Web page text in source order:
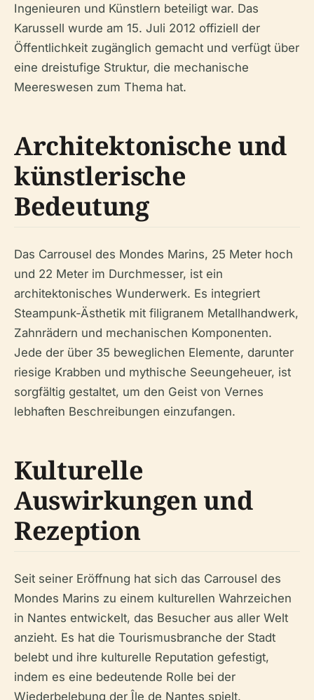
Ingenieuren und Künstlern beteiligt war. Das
Karussell wurde am 15. Juli 2012 offiziell der
Öffentlichkeit zugänglich gemacht und verfügt über
eine dreistufige Struktur, die mechanische
Meereswesen zum Thema hat.
Architektonische und
künstlerische
Bedeutung
Das Carrousel des Mondes Marins, 25 Meter hoch
und 22 Meter im Durchmesser, ist ein
architektonisches Wunderwerk. Es integriert
Steampunk-Ästhetik mit filigranem Metallhandwerk,
Zahnrädern und mechanischen Komponenten.
Jede der über 35 beweglichen Elemente, darunter
riesige Krabben und mythische Seeungeheuer, ist
sorgfältig gestaltet, um den Geist von Vernes
lebhaften Beschreibungen einzufangen.
Kulturelle
Auswirkungen und
Rezeption
Seit seiner Eröffnung hat sich das Carrousel des
Mondes Marins zu einem kulturellen Wahrzeichen
in Nantes entwickelt, das Besucher aus aller Welt
anzieht. Es hat die Tourismusbranche der Stadt
belebt und ihre kulturelle Reputation gefestigt,
indem es eine bedeutende Rolle bei der
Wiederbelebung der Île de Nantes spielt.